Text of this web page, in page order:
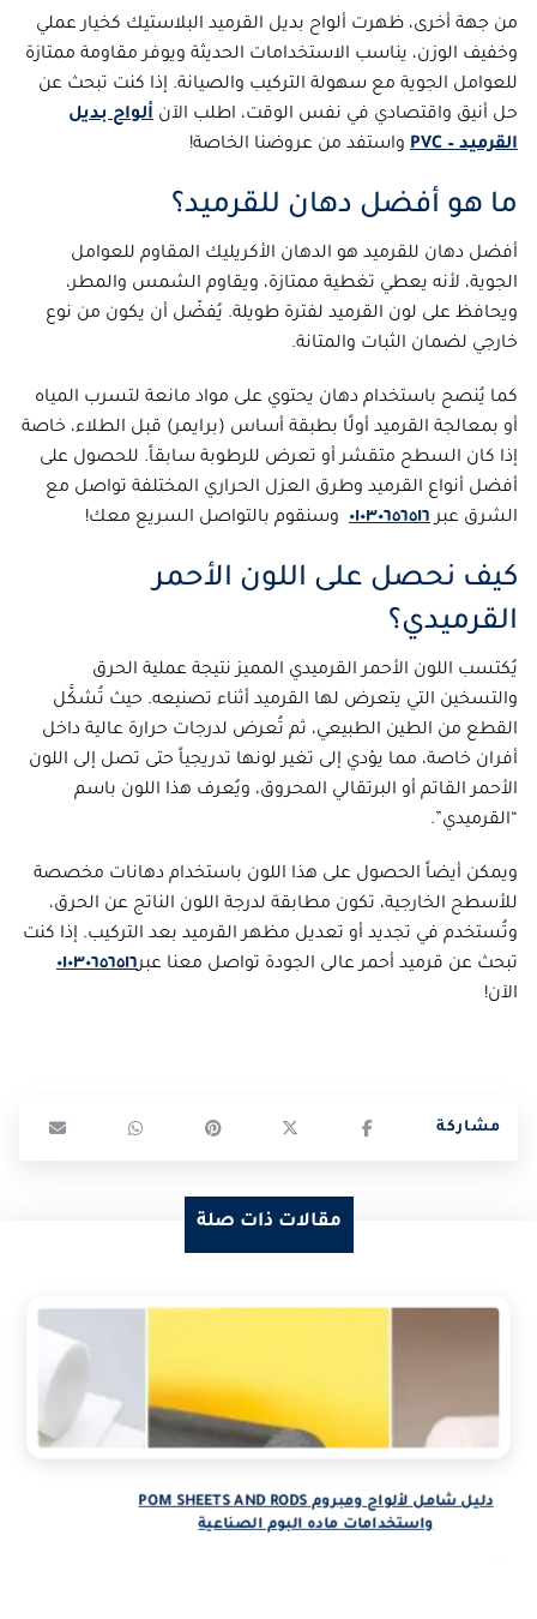
من جهة أخرى، ظهرت ألواح بديل القرميد البلاستيك كخيار عملي
وخفيف الوزن، يناسب الاستخدامات الحديثة ويوفر مقاومة ممتازة
للعوامل الجوية مع سهولة التركيب والصيانة. إذا كنت تبحث عن
حل أنيق واقتصادي في نفس الوقت، اطلب الآن ألواح بديل
القرميد – PVC
واستفد من عروضنا الخاصة!
ما هو أفضل دهان للقرميد؟
أفضل دهان للقرميد هو الدهان الأكريليك المقاوم للعوامل
الجوية، لأنه يعطي تغطية ممتازة، ويقاوم الشمس والمطر،
ويحافظ على لون القرميد لفترة طويلة. يُفضّل أن يكون من نوع
خارجي لضمان الثبات والمتانة.
كما يُنصح باستخدام دهان يحتوي على مواد مانعة لتسرب المياه
أو بمعالجة القرميد أولًا بطبقة أساس (برايمر) قبل الطلاء، خاصة
إذا كان السطح متقشر أو تعرض للرطوبة سابقاً. للحصول على
أفضل أنواع القرميد وطرق العزل الحراري المختلفة تواصل مع
الشرق عبر٠١٠٣٠٦٥٦٥١٦ وسنقوم بالتواصل السريع معك!
كيف نحصل على اللون الأحمر
القرميدي؟
يُكتسب اللون الأحمر القرميدي المميز نتيجة عملية الحرق
والتسخين التي يتعرض لها القرميد أثناء تصنيعه. حيث تُشكَّل
القطع من الطين الطبيعي، ثم تُعرض لدرجات حرارة عالية داخل
أفران خاصة، مما يؤدي إلى تغير لونها تدريجياً حتى تصل إلى اللون
الأحمر القاتم أو البرتقالي المحروق، ويُعرف هذا اللون باسم
“القرميدي”.
ويمكن أيضاً الحصول على هذا اللون باستخدام دهانات مخصصة
للأسطح الخارجية، تكون مطابقة لدرجة اللون الناتج عن الحرق،
وتُستخدم في تجديد أو تعديل مظهر القرميد بعد التركيب. إذا كنت
تبحث عن قرميد أحمر عالى الجودة تواصل معنا عبر٠١٠٣٠٦٥٦٥١٦
الآن!
مقالات ذات صلة
دليل شامل لألواح ومبروم POM SHEETS AND RODS
واستخدامات ماده البوم الصناعية